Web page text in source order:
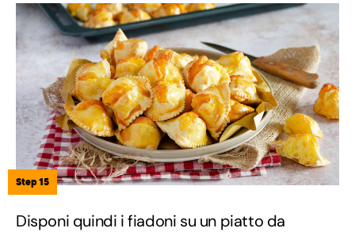
Step 15
Disponi quindi i fiadoni su un piatto da